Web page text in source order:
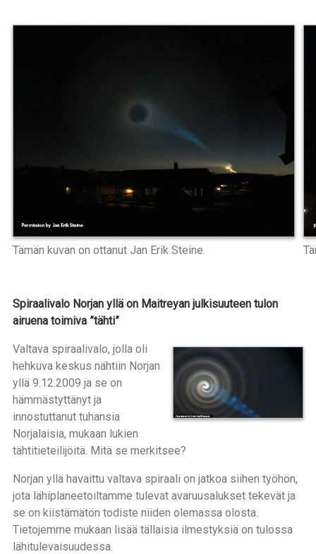
Tämän kuvan on ottanut Jan Erik Steine.
Spiraalivalo Norjan yllä on Maitreyan julkisuuteen tulon
airuena toimiva ”tähti”
Valtava spiraalivalo, jolla oli
hehkuva keskus nähtiin Norjan
yllä 9.12.2009 ja se on
hämmästyttänyt ja
innostuttanut tuhansia
Norjalaisia, mukaan lukien
tähtitieteilijöitä. Mitä se merkitsee?
Norjan yllä havaittu valtava spiraali on jatkoa siihen työhön,
jota lähiplaneetoiltamme tulevat avaruusalukset tekevät ja
se on kiistämätön todiste niiden olemassa olosta.
Tietojemme mukaan lisää tällaisia ilmestyksiä on tulossa
lähitulevaisuudessa.